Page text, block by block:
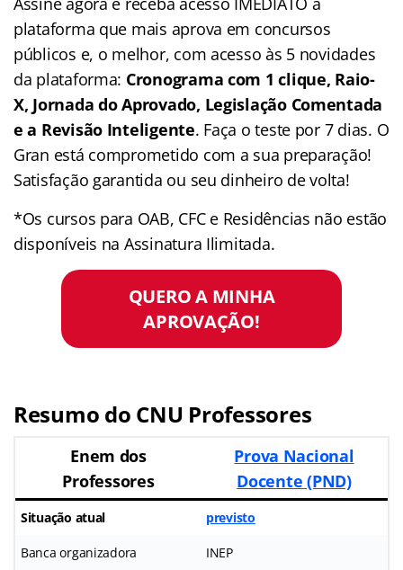
plataforma que mais aprova em concursos
públicos e, o melhor, com acesso às 5 novidades
da plataforma: Cronograma com 1 clique, Raio-
X, Jornada do Aprovado, Legislação Comentada
e a Revisão Inteligente. Faça o teste por 7 dias. O
Gran está comprometido com a sua preparação!
Satisfação garantida ou seu dinheiro de volta!
*Os cursos para OAB, CFC e Residências não estão
disponíveis na Assinatura Ilimitada.
QUERO A MINHA
APROVAÇÃO!
Resumo do CNU Professores
Enem dos
Professores
Prova Nacional
Docente (PND)
Situação atual previsto
Banca organizadora INEP